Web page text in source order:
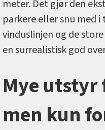
meter. Det gjør den
parkere eller snu med
vinduslinjen og de
en surrealistisk god
Mye utstyr
men kun